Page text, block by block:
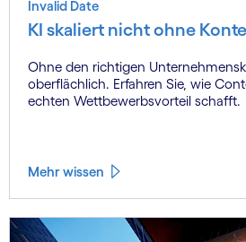
Invalid Date
KI skaliert nicht ohne
Ohne den richtigen
oberflächlich. Erfahren Sie, wie
echten Wettbewerbsvorteil schafft.
Mehr wissen